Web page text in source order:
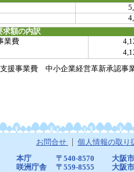
求額の内訳
業費
援事業費 中小企業経営革新承認事
お問合せ 個人情報の取り
本庁 〒540-8570
大阪
咲洲庁舎
〒559-8555
大阪